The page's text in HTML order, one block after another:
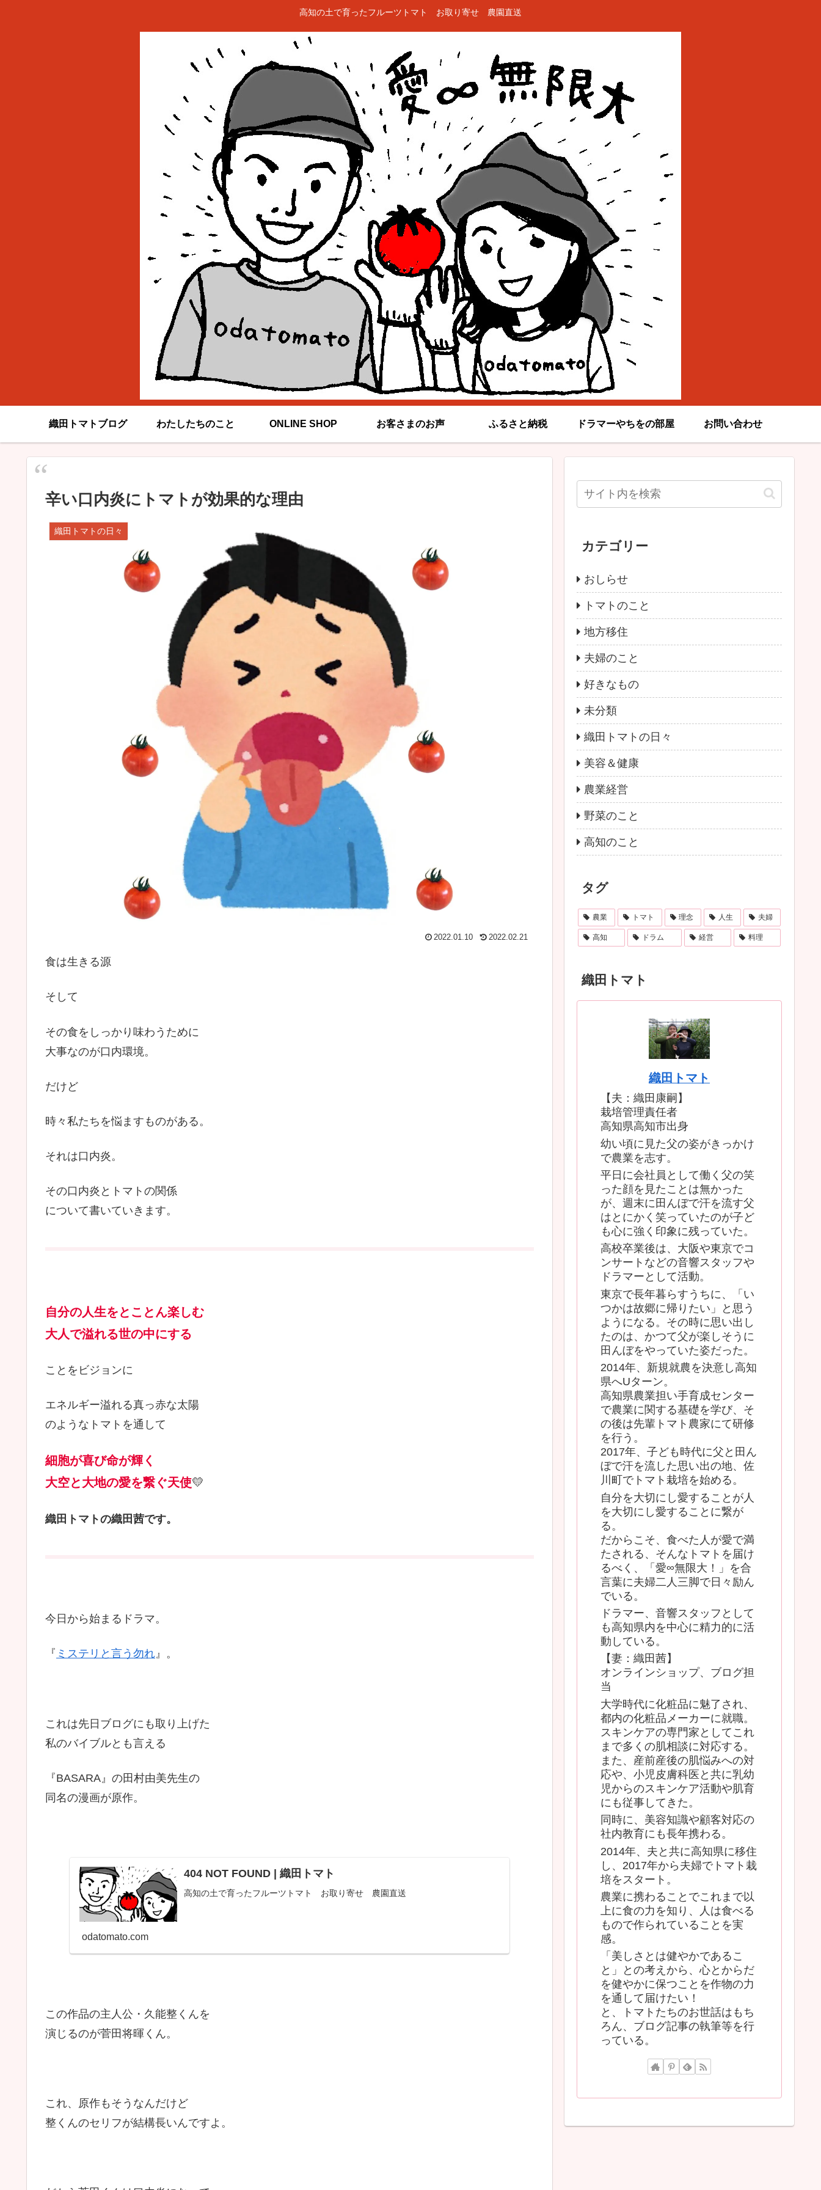
高知の土で育ったフルーツトマト お取り寄せ 農園直送
織田トマトブログ わたしたちのこと ONLINE SHOP お客さまのお声 ふるさと納税 ドラマーやちをの部屋 お問い合わせ
辛い口内炎にトマトが効果的な理由
織田トマトの日々
2022.01.10 2022.02.21
食は生きる源
そして
その食をしっかり味わうために
大事なのが口内環境。
だけど
時々私たちを悩ますものがある。
それは口内炎。
その口内炎とトマトの関係
について書いていきます。
自分の人生をとことん楽しむ
大人で溢れる世の中にする
ことをビジョンに
エネルギー溢れる真っ赤な太陽
のようなトマトを通して
細胞が喜び命が輝く
大空と大地の愛を繋ぐ天使💛
織田トマトの織田茜です。
今日から始まるドラマ。
『 ミステリと言う勿れ』。
これは先日ブログにも取り上げた
私のバイブルとも言える
『BASARA』の田村由美先生の
同名の漫画が原作。
404 NOT FOUND | 織田トマト
高知の土で育ったフルーツトマト お取り寄せ 農園直送
odatomato.com
この作品の主人公・久能整くんを
演じるのが菅田将暉くん。
これ、原作もそうなんだけど
整くんのセリフが結構長いんですよ。
カテゴリー
おしらせ
トマトのこと
地方移住
夫婦のこと
好きなもの
未分類
織田トマトの日々
美容＆健康
農業経営
野菜のこと
高知のこと
タグ
農業 トマト 理念 人生 夫婦
高知 ドラム 経営 料理
織田トマト
織田トマト
【夫：織田康嗣】
栽培管理責任者
高知県高知市出身
幼い頃に見た父の姿がきっかけ
で農業を志す。
平日に会社員として働く父の笑
った顔を見たことは無かった
が、週末に田んぼで汗を流す父
はとにかく笑っていたのが子ど
も心に強く印象に残っていた。
高校卒業後は、大阪や東京でコ
ンサートなどの音響スタッフや
ドラマーとして活動。
東京で長年暮らすうちに、「い
つかは故郷に帰りたい」と思う
ようになる。その時に思い出し
たのは、かつて父が楽しそうに
田んぼをやっていた姿だった。
2014年、新規就農を決意し高知
県へUターン。
高知県農業担い手育成センター
で農業に関する基礎を学び、そ
の後は先輩トマト農家にて研修
を行う。
2017年、子ども時代に父と田ん
ぼで汗を流した思い出の地、佐
川町でトマト栽培を始める。
自分を大切にし愛することが人
を大切にし愛することに繋が
る。
だからこそ、食べた人が愛で満
たされる、そんなトマトを届け
るべく、「愛∞無限大！」を合
言葉に夫婦二人三脚で日々励ん
でいる。
ドラマー、音響スタッフとして
も高知県内を中心に精力的に活
動している。
【妻：織田茜】
オンラインショップ、ブログ担
当
大学時代に化粧品に魅了され、
都内の化粧品メーカーに就職。
スキンケアの専門家としてこれ
まで多くの肌相談に対応する。
また、産前産後の肌悩みへの対
応や、小児皮膚科医と共に乳幼
児からのスキンケア活動や肌育
にも従事してきた。
同時に、美容知識や顧客対応の
社内教育にも長年携わる。
2014年、夫と共に高知県に移住
し、2017年から夫婦でトマト栽
培をスタート。
農業に携わることでこれまで以
上に食の力を知り、人は食べる
もので作られていることを実
感。
「美しさとは健やかであるこ
と」との考えから、心とからだ
を健やかに保つことを作物の力
を通して届けたい！
と、トマトたちのお世話はもち
ろん、ブログ記事の執筆等を行
っている。